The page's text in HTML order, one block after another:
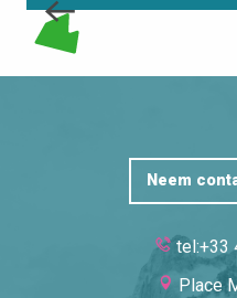
Neem
tel:+33
Place